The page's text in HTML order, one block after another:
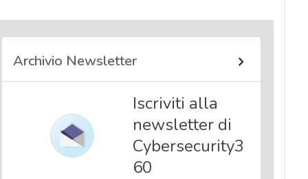
Corsi cybersecurity
Chi siamo
Archivio Newsletter
Iscriviti alla
newsletter di
Cybersecurity3
60